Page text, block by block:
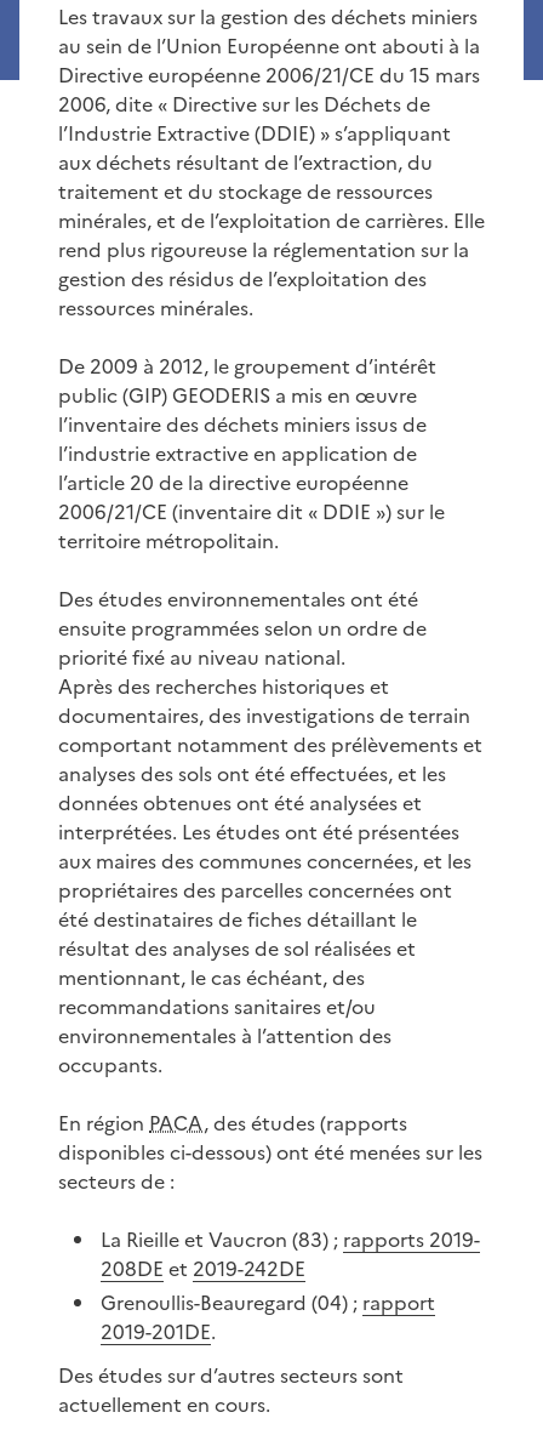
Les travaux sur la gestion des déchets miniers
au sein de l’Union Européenne ont abouti à la
Directive européenne 2006/21/CE du 15 mars
2006, dite « Directive sur les Déchets de
l’Industrie Extractive (DDIE) » s’appliquant
aux déchets résultant de l’extraction, du
traitement et du stockage de ressources
minérales, et de l’exploitation de carrières. Elle
rend plus rigoureuse la réglementation sur la
gestion des résidus de l’exploitation des
ressources minérales.
De 2009 à 2012, le groupement d’intérêt
public (GIP) GEODERIS a mis en œuvre
l’inventaire des déchets miniers issus de
l’industrie extractive en application de
l’article 20 de la directive européenne
2006/21/CE (inventaire dit « DDIE ») sur le
territoire métropolitain.
Des études environnementales ont été
ensuite programmées selon un ordre de
priorité fixé au niveau national.
Après des recherches historiques et
documentaires, des investigations de terrain
comportant notamment des prélèvements et
analyses des sols ont été effectuées, et les
données obtenues ont été analysées et
interprétées. Les études ont été présentées
aux maires des communes concernées, et les
propriétaires des parcelles concernées ont
été destinataires de fiches détaillant le
résultat des analyses de sol réalisées et
mentionnant, le cas échéant, des
recommandations sanitaires et/ou
environnementales à l’attention des
occupants.
En région PACA, des études (rapports
disponibles ci-dessous) ont été menées sur les
secteurs de :
La Rieille et Vaucron (83) ; rapports 2019-
208DE et 2019-242DE
Grenoullis-Beauregard (04) ; rapport
2019-201DE.
Des études sur d’autres secteurs sont
actuellement en cours.